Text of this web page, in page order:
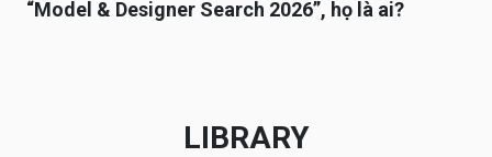
“Model & Designer Search 2026”, họ là ai?
LIBRARY